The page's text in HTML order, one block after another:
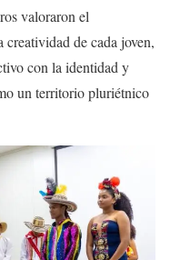
valoraron el
de cada joven,
con la identidad y
un territorio pluriétnico